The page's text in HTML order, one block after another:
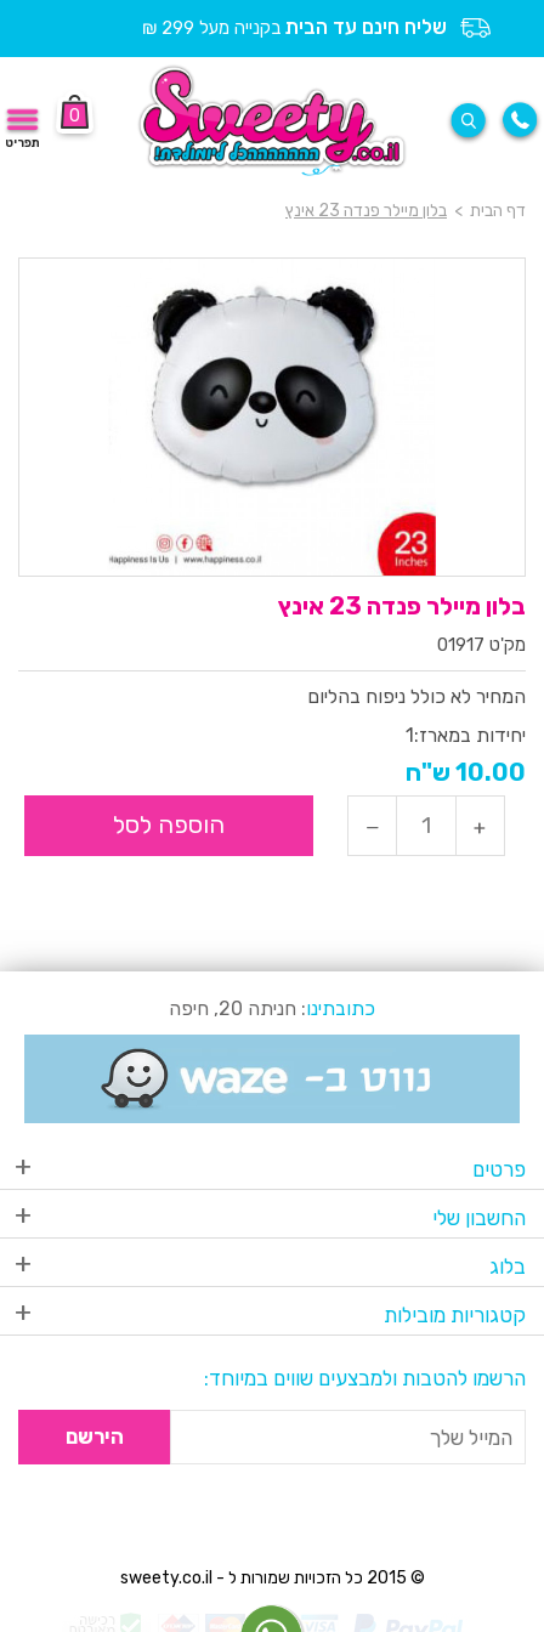
שליח חינם עד הבית בקנייה מעל 299 ₪
0
תפריט
דף הבית > בלון מיילר פנדה 23 אינץ
בלון מיילר פנדה 23 אינץ
מק'ט 01917
המחיר לא כולל ניפוח בהליום
יחידות במארז:1
10.00 ש"ח
הוספה לסל
כתובתינו: חניתה 20, חיפה
פרטים
החשבון שלי
בלוג
קטגוריות מובילות
הרשמו להטבות ולמבצעים שווים במיוחד:
הירשם
© 2015 כל הזכויות שמורות ל - sweety.co.il